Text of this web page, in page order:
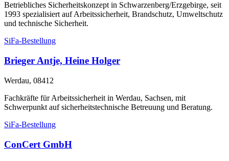
Betriebliches Sicherheitskonzept in Schwarzenberg/Erzgebirge, seit
1993 spezialisiert auf Arbeitssicherheit, Brandschutz, Umweltschutz
und technische Sicherheit.
SiFa-Bestellung
Brieger Antje, Heine Holger
Werdau, 08412
Fachkräfte für Arbeitssicherheit in Werdau, Sachsen, mit
Schwerpunkt auf sicherheitstechnische Betreuung und Beratung.
SiFa-Bestellung
ConCert GmbH